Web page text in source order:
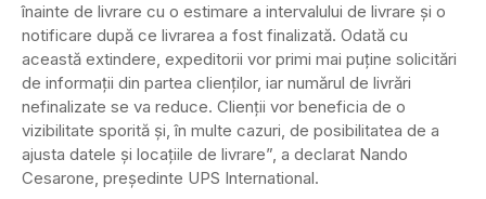
înainte de livrare cu o estimare a intervalului de livrare și o
notificare după ce livrarea a fost finalizată. Odată cu
această extindere, expeditorii vor primi mai puține solicitări
de informații din partea clienților, iar numărul de livrări
nefinalizate se va reduce. Clienții vor beneficia de o
vizibilitate sporită și, în multe cazuri, de posibilitatea de a
ajusta datele și locațiile de livrare”, a declarat Nando
Cesarone, președinte UPS International.